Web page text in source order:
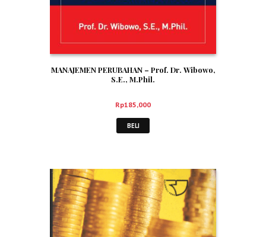
MANAJEMEN PERUBAHAN – Prof. Dr. Wibowo,
S.E., M.Phil.
Rp185,000
BELI